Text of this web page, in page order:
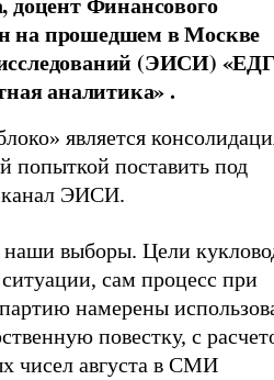
на прошедшем в Москве
(ЭИСИ)
аналитика» .
является
попыткой поставить под
ЭИСИ.
наши выборы. Цели
сам процесс при
намерены
повестку, с
чисел августа в СМИ